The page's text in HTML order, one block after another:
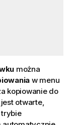
można
w menu
kopiowanie do
otwarte,
trybie